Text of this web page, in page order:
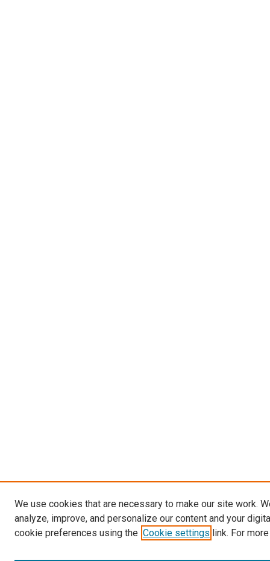
We use cookies that are necessary to make our site work.
analyze, improve, and personalize our content and your
cookie preferences using the Cookie settings link. For